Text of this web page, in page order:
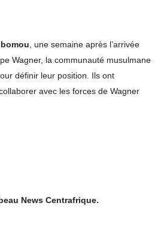
, une semaine après l’arrivée
Wagner, la communauté musulmane
définir leur position. Ils ont
avec les forces de Wagner
News Centrafrique.